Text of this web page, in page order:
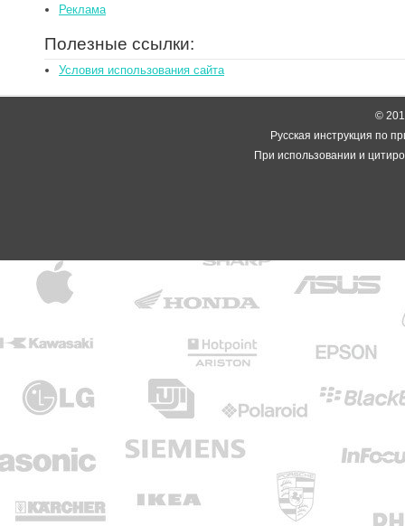
Реклама
Полезные ссылки:
Условия использования сайта
©
Русская инструкция по
При использовании и